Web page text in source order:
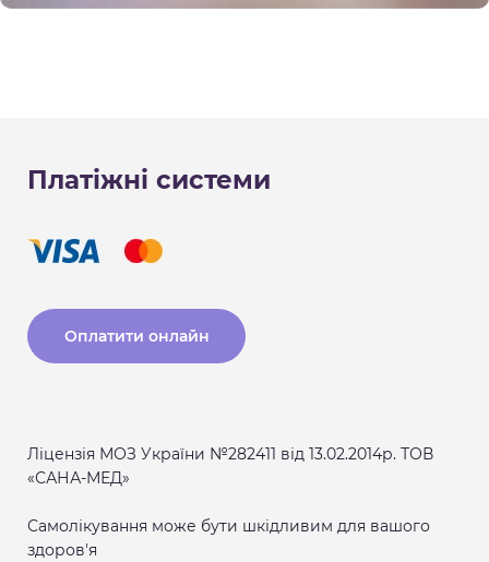
Платіжні системи
Оплатити онлайн
Ліцензія МОЗ України №282411 від 13.02.2014р. ТОВ
«САНА-МЕД»
Самолікування може бути шкідливим для вашого
здоров'я